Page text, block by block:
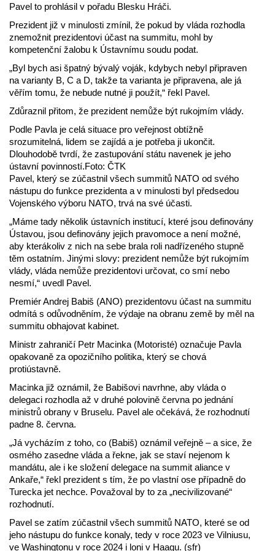
Pavel to prohlásil v pořadu Blesku Hráči.
Prezident již v minulosti zmínil, že pokud by vláda rozhodla
znemožnit prezidentovi účast na summitu, mohl by
kompetenční žalobu k Ústavnímu soudu podat.
„Byl bych asi špatný bývalý voják, kdybych nebyl připraven
na varianty B, C a D, takže ta varianta je připravena, ale já
věřím tomu, že nebude nutné ji použít,“ řekl Pavel.
Zdůraznil přitom, že prezident nemůže být rukojmím vlády.
Podle Pavla je celá situace pro veřejnost obtížně
srozumitelná, lidem se zajídá a je potřeba ji ukončit.
Dlouhodobě tvrdí, že zastupování státu navenek je jeho
ústavní povinností.Foto: ČTK
Pavel, který se zúčastnil všech summitů NATO od svého
nástupu do funkce prezidenta a v minulosti byl předsedou
Vojenského výboru NATO, trvá na své účasti.
„Máme tady několik ústavních institucí, které jsou definovány
Ústavou, jsou definovány jejich pravomoce a není možné,
aby kterákoliv z nich na sebe brala roli nadřízeného stupně
těm ostatním. Jinými slovy: prezident nemůže být rukojmím
vlády, vláda nemůže prezidentovi určovat, co smí nebo
nesmí,“ uvedl Pavel.
Premiér Andrej Babiš (ANO) prezidentovu účast na summitu
odmítá s odůvodněním, že výdaje na obranu země by měl na
summitu obhajovat kabinet.
Ministr zahraničí Petr Macinka (Motoristé) označuje Pavla
opakovaně za opozičního politika, který se chová
protiústavně.
Macinka již oznámil, že Babišovi navrhne, aby vláda o
delegaci rozhodla až v druhé polovině června po jednání
ministrů obrany v Bruselu. Pavel ale očekává, že rozhodnutí
padne 8. června.
„Já vycházím z toho, co (Babiš) oznámil veřejně – a sice, že
osmého zasedne vláda a řekne, jak se staví nejenom k
mandátu, ale i ke složení delegace na summit aliance v
Ankaře,“ řekl prezident s tím, že po vlastní ose případně do
Turecka jet nechce. Považoval by to za „necivilizované“
rozhodnutí.
Pavel se zatím zúčastnil všech summitů NATO, které se od
jeho nástupu do funkce konaly, tedy v roce 2023 ve Vilniusu,
ve Washingtonu v roce 2024 i loni v Haagu. (sfr)